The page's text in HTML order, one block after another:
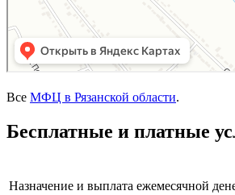
Все МФЦ в Рязанской области.
Бесплатные и платные
Назначение и выплата ежемесячной